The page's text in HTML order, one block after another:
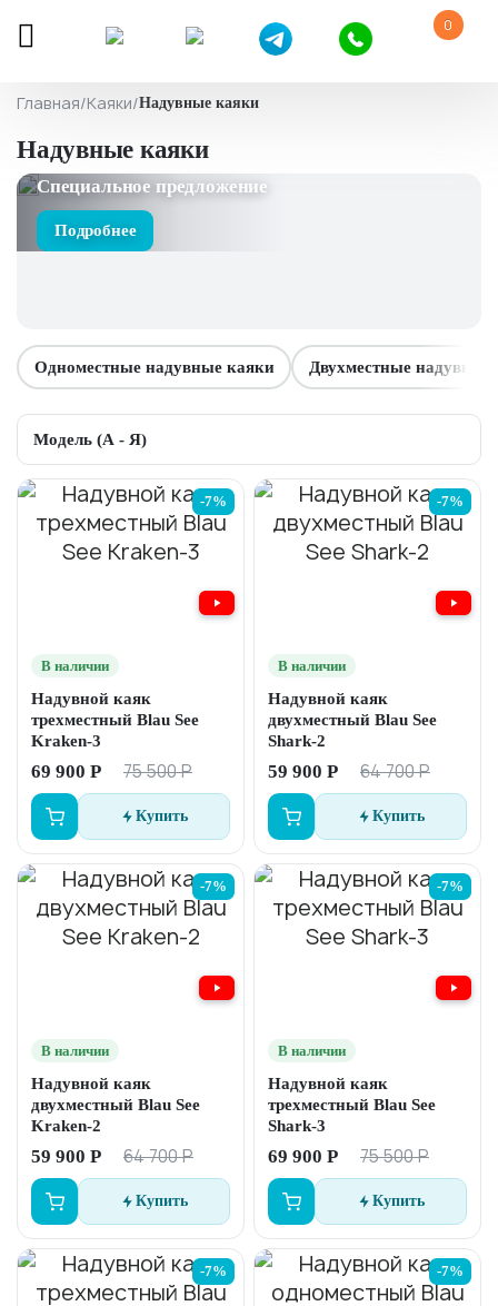
0
Главная/Каяки/Надувные каяки
Надувные каяки
Специальное предложение
Подробнее
Одноместные надувные каяки Двухместные надувные
-7%
В наличии
Надувной каяк
трехместный Blau See
Kraken-3
69 900 Р 75 500 Р
Купить
-7%
В наличии
Надувной каяк
двухместный Blau See
Shark-2
59 900 Р 64 700 Р
Купить
-7%
В наличии
Надувной каяк
двухместный Blau See
Kraken-2
59 900 Р 64 700 Р
Купить
-7%
В наличии
Надувной каяк
трехместный Blau See
Shark-3
69 900 Р 75 500 Р
Купить
-7% -7%